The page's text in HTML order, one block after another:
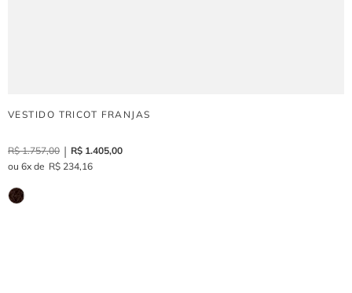
VESTIDO TRICOT FRANJAS
R$ 1.757,00 R$ 1.405,00
6
R$ 234,16